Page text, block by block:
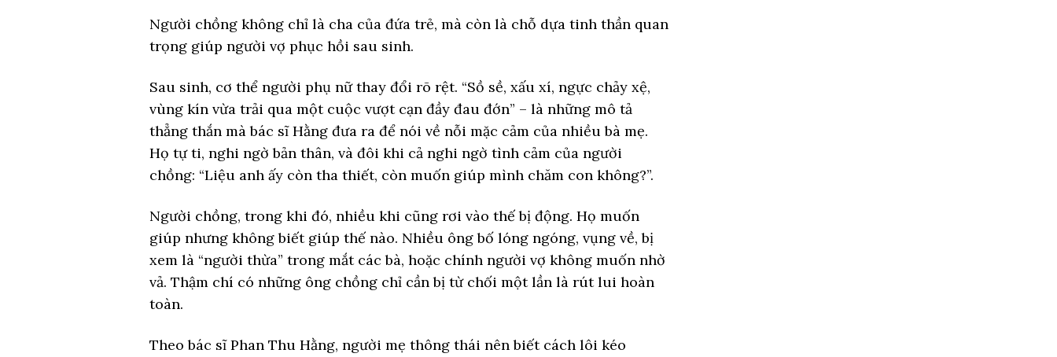
Người chồng không chỉ là cha của đứa trẻ, mà còn là chỗ dựa tinh thần quan
trọng giúp người vợ phục hồi sau sinh.
Sau sinh, cơ thể người phụ nữ thay đổi rõ rệt. “Sồ sề, xấu xí, ngực chảy xệ,
vùng kín vừa trải qua một cuộc vượt cạn đầy đau đớn” – là những mô tả
thẳng thắn mà bác sĩ Hằng đưa ra để nói về nỗi mặc cảm của nhiều bà mẹ.
Họ tự ti, nghi ngờ bản thân, và đôi khi cả nghi ngờ tình cảm của người
chồng: “Liệu anh ấy còn tha thiết, còn muốn giúp mình chăm con không?”.
Người chồng, trong khi đó, nhiều khi cũng rơi vào thế bị động. Họ muốn
giúp nhưng không biết giúp thế nào. Nhiều ông bố lóng ngóng, vụng về, bị
xem là “người thừa” trong mắt các bà, hoặc chính người vợ không muốn nhờ
vả. Thậm chí có những ông chồng chỉ cần bị từ chối một lần là rút lui hoàn
toàn.
Theo bác sĩ Phan Thu Hằng, người mẹ thông thái nên biết cách lôi kéo